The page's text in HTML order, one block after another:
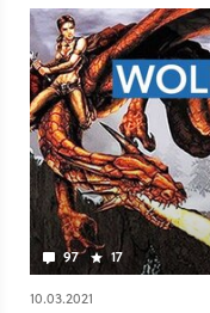
kombinieren und
Spiel PC Action
Overhaul Games
MDK
97 17
10.03.2021